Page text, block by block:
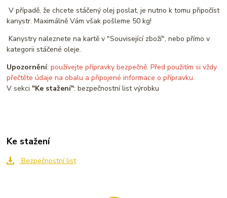
V případě, že chcete stáčený olej poslat, je nutno k tomu připočíst
kanystr. Maximálně Vám však pošleme 50 kg!
Kanystry naleznete na kartě v "Související zboží", nebo přímo v
kategorii stáčené oleje.
Upozornění:používejte přípravky bezpečně. Před použitím si vždy
přečtěte údaje na obalu a připojené informace o přípravku.
V sekci"Ke stažení": bezpečnostní list výrobku
Ke stažení
Bezpečnostní list